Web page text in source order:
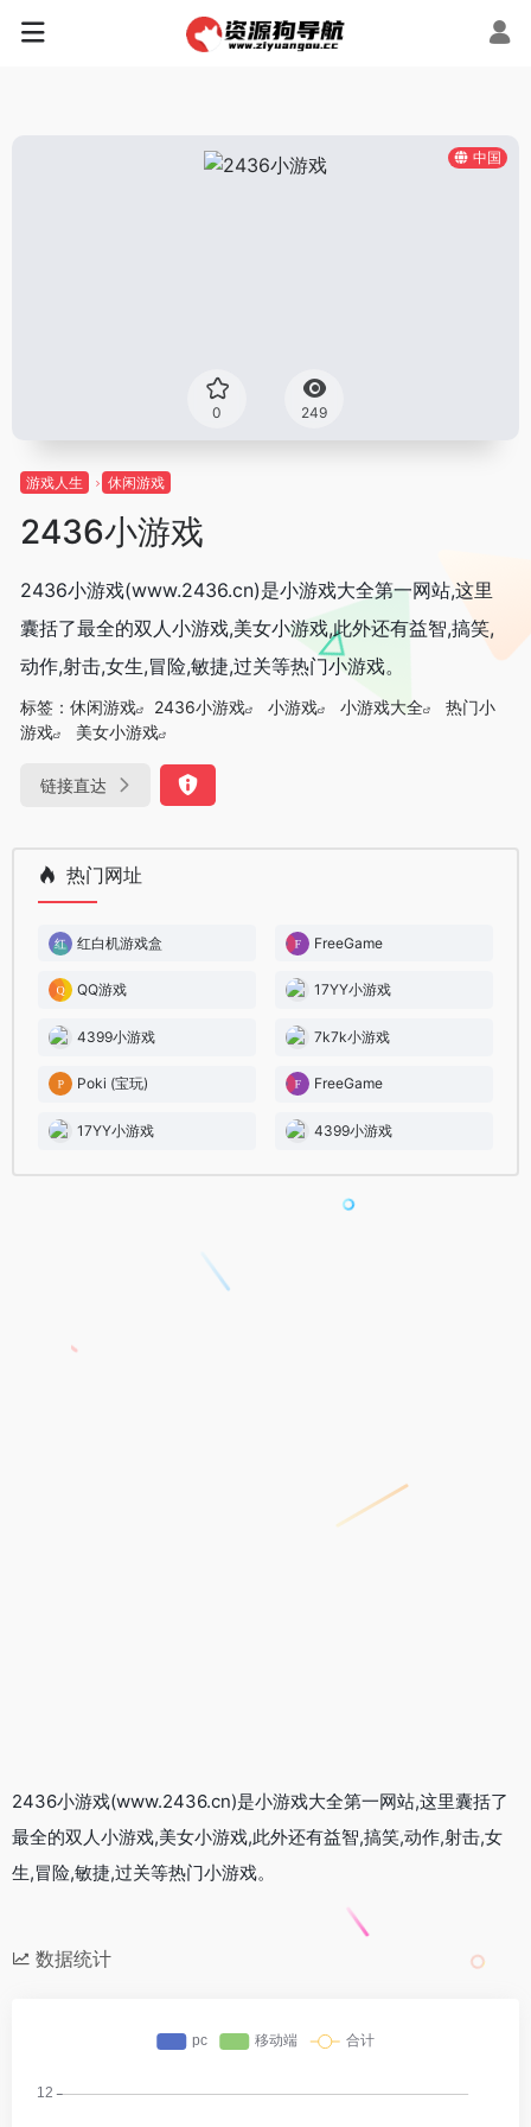
中国
0 249
游戏人生 休闲游戏
2436小游戏
2436小游戏(www.2436.cn)是小游戏大全第一网站,这里
囊括了最全的双人小游戏,美女小游戏,此外还有益智,搞笑,
动作,射击,女生,冒险,敏捷,过关等热门小游戏。
标签： 休闲游戏 2436小游戏 小游戏 小游戏大全
热门小
游戏
美女小游戏
链接直达
热门网址
红白机游戏盒 FreeGame
QQ游戏 17YY小游戏
4399小游戏 7k7k小游戏
Poki (宝玩) FreeGame
17YY小游戏 4399小游戏
2436小游戏(www.2436.cn)是小游戏大全第一网站,这里囊括了
最全的双人小游戏,美女小游戏,此外还有益智,搞笑,动作,射击,女
生,冒险,敏捷,过关等热门小游戏。
数据统计